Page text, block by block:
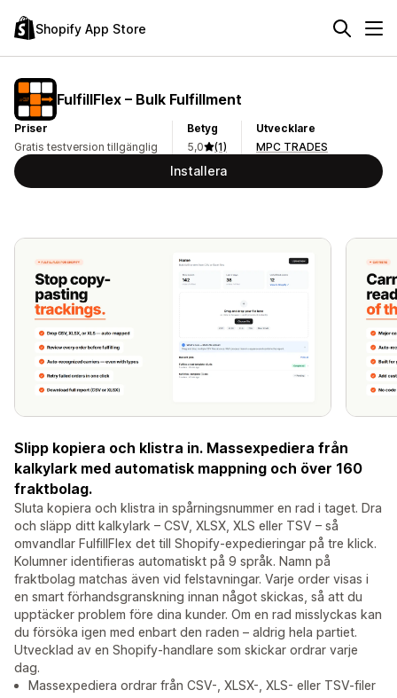
Shopify App Store
FulfillFlex – Bulk Fulfillment
Priser
Gratis testversion tillgänglig
Betyg
5,0
(1)
Utvecklare
MPC TRADES
Installera
Slipp kopiera och klistra in. Massexpediera från
kalkylark med automatisk mappning och över 160
fraktbolag.
Sluta kopiera och klistra in spårningsnummer en rad i taget. Dra
och släpp ditt kalkylark – CSV, XLSX, XLS eller TSV – så
omvandlar FulfillFlex det till Shopify-expedieringar på tre klick.
Kolumner identifieras automatiskt på 9 språk. Namn på
fraktbolag matchas även vid felstavningar. Varje order visas i
en smart förhandsgranskning innan något skickas, så att du
upptäcker problem före dina kunder. Om en rad misslyckas kan
du försöka igen med enbart den raden – aldrig hela partiet.
Utvecklad av en Shopify-handlare som skickar ordrar varje
dag.
Massexpediera ordrar från CSV-, XLSX-, XLS- eller TSV-filer